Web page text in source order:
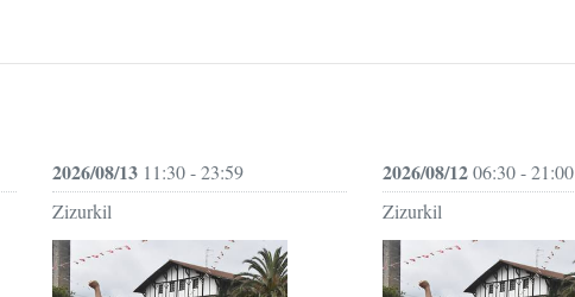
2026/08/13 11:30 - 23:59
Zizurkil
2026/08/1206:30 - 21:00
Zizurkil